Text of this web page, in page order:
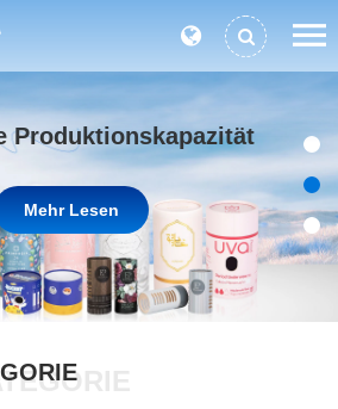
Produktionskapazität
Mehr Lesen